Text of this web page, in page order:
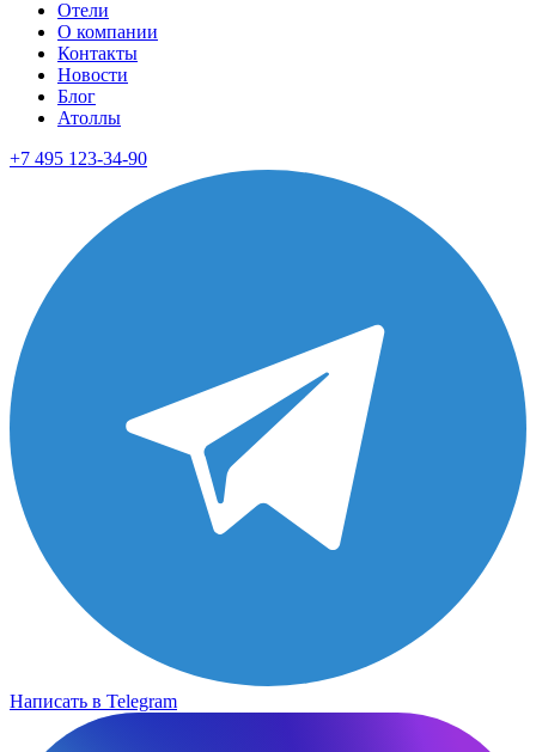
Отели
О компании
Контакты
Новости
Блог
Атоллы
+7 495 123-34-90
Написать в Telegram